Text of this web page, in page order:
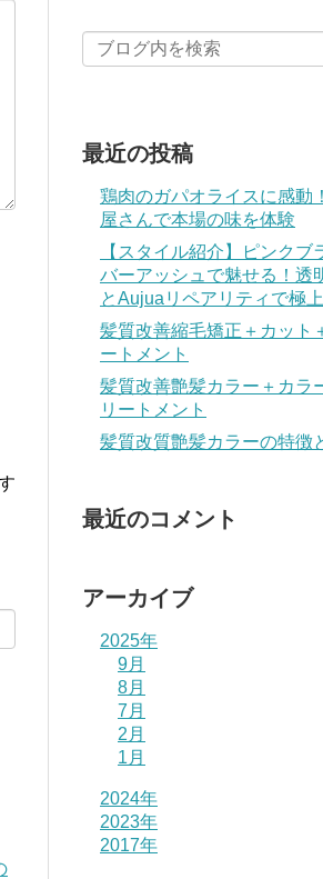
最近の投稿
鶏肉のガパオライスに感動
屋さんで本場の味を体験
【スタイル紹介】ピンクブ
バーアッシュで魅せる！透
とAujuaリペアリティで極
髪質改善縮毛矯正＋カット
ートメント
髪質改善艶髪カラー＋カラ
リートメント
髪質改質艶髪カラーの特徴
最近のコメント
アーカイブ
2025年
9月
8月
7月
2月
1月
2024年
2023年
2017年